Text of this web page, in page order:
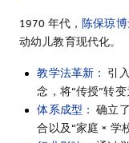
1970 年代， 陈保琼
动幼儿教育现代化。
教学法革新： 引入
念，将“传授”转变
体系成型： 确立
合以及“家庭 × 学